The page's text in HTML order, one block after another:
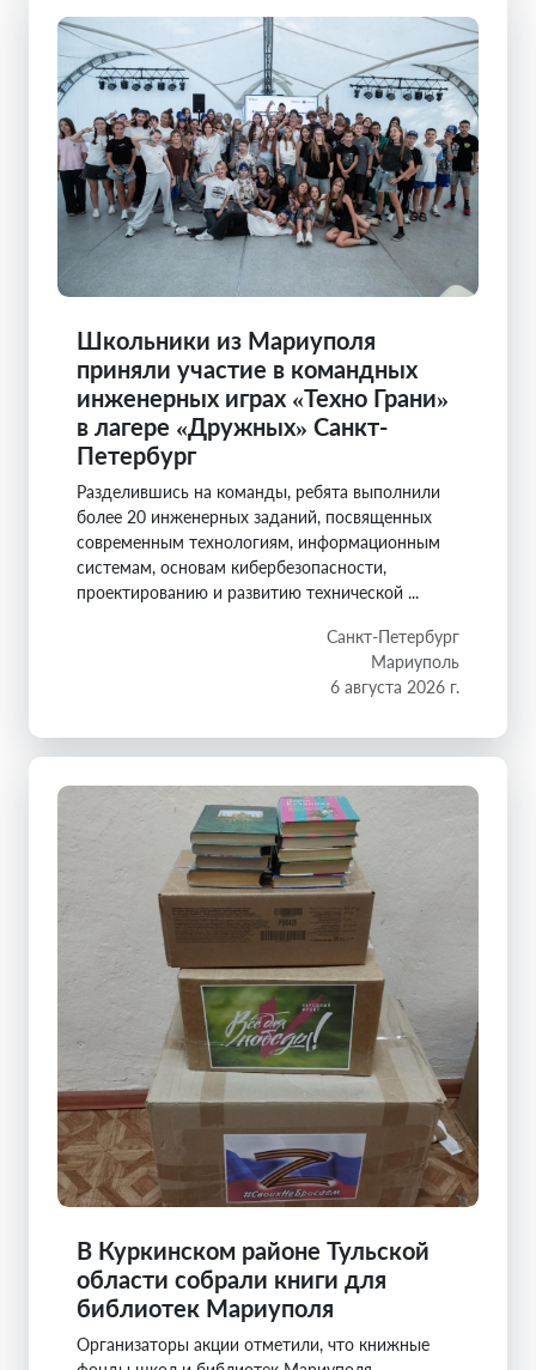
Школьники из Мариуполя
приняли участие в командных
инженерных играх «Техно Грани»
в лагере «Дружных» Санкт-
Петербург
Разделившись на команды, ребята выполнили
более 20 инженерных заданий, посвященных
современным технологиям, информационным
системам, основам кибербезопасности,
проектированию и развитию технической ...
Санкт-Петербург
Мариуполь
6 августа 2026 г.
В Куркинском районе Тульской
области собрали книги для
библиотек Мариуполя
Организаторы акции отметили, что книжные